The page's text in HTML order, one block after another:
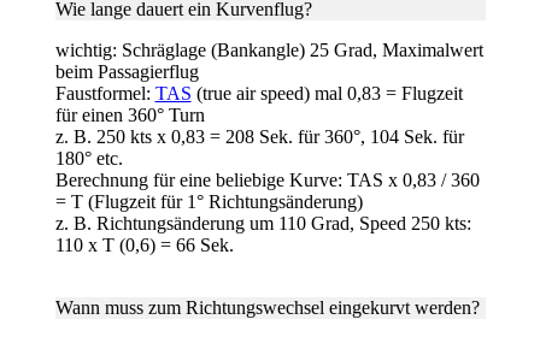
Wie lange dauert ein Kurvenflug?
wichtig: Schräglage (Bankangle) 25 Grad, Maximalwert
beim Passagierflug
Faustformel: TAS (true air speed) mal 0,83 = Flugzeit
für einen 360° Turn
z. B. 250 kts x 0,83 = 208 Sek. für 360°, 104 Sek. für
180° etc.
Berechnung für eine beliebige Kurve: TAS x 0,83 / 360
= T (Flugzeit für 1° Richtungsänderung)
z. B. Richtungsänderung um 110 Grad, Speed 250 kts:
110 x T (0,6) = 66 Sek.
Wann muss zum Richtungswechseleingekurvt werden?